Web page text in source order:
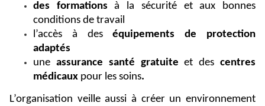
des formationsà la sécurité et aux bonnes
conditions de travail
l’accès à deséquipements de protection
adaptés
une assurance santé gratuiteet descentres
médicaux pour les soins.
L’organisation veille aussi à créer un environnement